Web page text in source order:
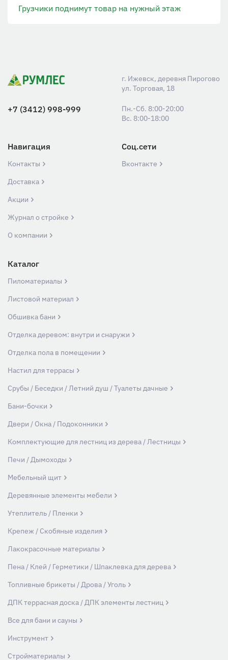
Грузчики поднимут товар на нужный этаж
г. Ижевск, деревня Пирогово
ул. Торговая, 18
+7 (3412) 998-999
Пн.-Сб. 8:00-20:00
Вс. 8:00-18:00
Навигация
Контакты
Доставка
Акции
Журнал о стройке
О компании
Соц.сети
Вконтакте
Каталог
Пиломатериалы
Листовой материал
Обшивка бани
Отделка деревом: внутри и снаружи
Отделка пола в помещении
Настил для террасы
Срубы / Беседки / Летний душ / Туалеты дачные
Бани-бочки
Двери / Окна / Подоконники
Комплектующие для лестниц из дерева / Лестницы
Печи / Дымоходы
Мебельный щит
Деревянные элементы мебели
Утеплитель / Пленки
Крепеж / Скобяные изделия
Лакокрасочные материалы
Пена / Клей / Герметики / Шпаклевка для дерева
Топливные брикеты / Дрова / Уголь
ДПК террасная доска / ДПК элементы лестниц
Все для бани и сауны
Инструмент
Стройматериалы